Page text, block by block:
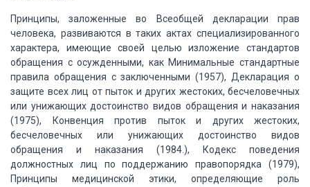
Принципы, заложенные во Всеобщей декларации прав
человека, развиваются в таких актах специализированного
характера, имеющие своей целью изложение стандартов
обращения с осужденными, как Минимальные стандартные
правила обращения с заключенными (1957), Декларация о
защите всех лиц от пыток и других жестоких, бесчеловечных
или унижающих достоинство видов обращения и наказания
(1975), Конвенция против пыток и других жестоких,
бесчеловечных или унижающих достоинство видов
обращения и наказания (1984.), Кодекс поведения
должностных лиц по поддержанию правопорядка (1979),
Принципы медицинской этики, определяющие роль